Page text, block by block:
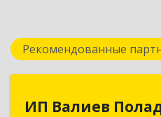
Рекомендованные
ИП Валиев